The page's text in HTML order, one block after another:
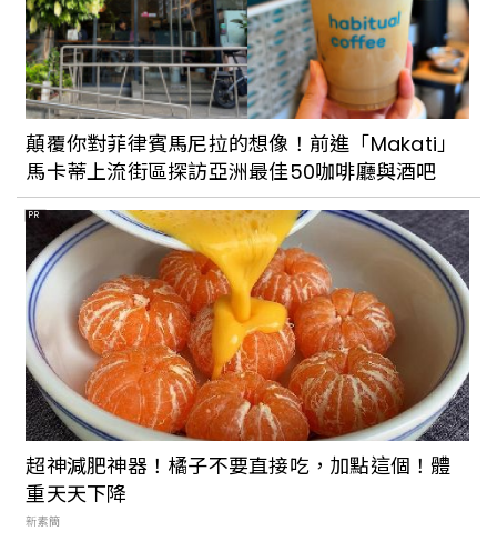
顛覆你對菲律賓馬尼拉的想像！前進「Makati」
馬卡蒂上流街區探訪亞洲最佳50咖啡廳與酒吧
PR
超神減肥神器！橘子不要直接吃，加點這個！體
重天天下降
新素簡